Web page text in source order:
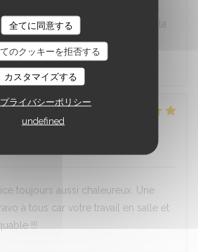
全てに同意する
のクッキーを拒否する
カスタマイズする
プライバシーポリシー
undefined
ainsi que les bénévoles sont
maison est délicieuse (même si la
C'est un endroit vraiment
スト 6
toujours aussi chaleureux. Une
à tous car votre travail en salle et
!!!